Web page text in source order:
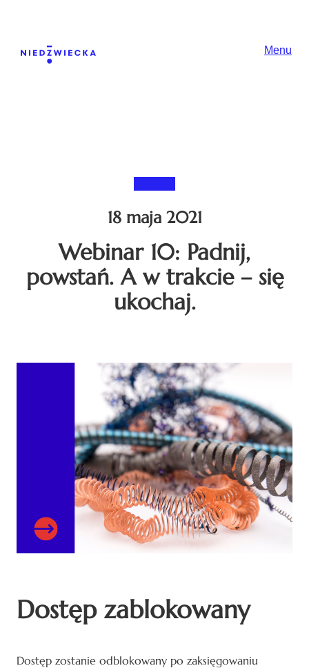
Główna Menu
Webinar 10: Padnij,
powstań. A w trakcie – się
ukochaj.
18 maja 2021
Dostęp zablokowany
Dostęp zostanie odblokowany po zaksięgowaniu